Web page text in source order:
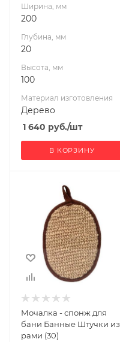
Ширина, мм
200
Глубина, мм
20
Высота, мм
100
Материал изготовления
Дерево
1 640 руб./шт
В КОРЗИНУ
Мочалка - спонж для
бани Банные Штучки из
рами (30)